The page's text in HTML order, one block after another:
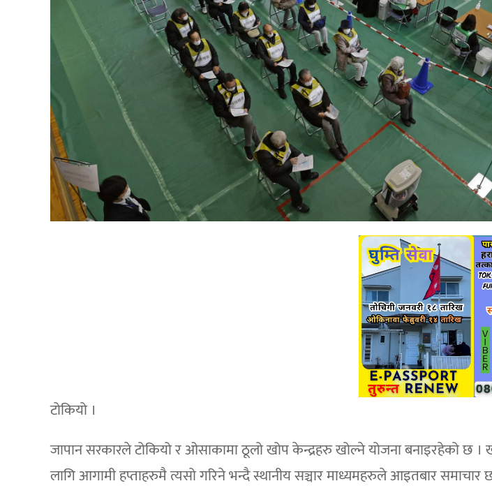
टोकियो ।
जापान सरकारले टोकियो र ओसाकामा ठूलो खोप केन्द्रहरु खोल्ने योजना बनाइरहेको छ ।
लागि आगामी हप्ताहरुमै त्यसो गरिने भन्दै स्थानीय सञ्चार माध्यमहरुले आइतबार समाचार